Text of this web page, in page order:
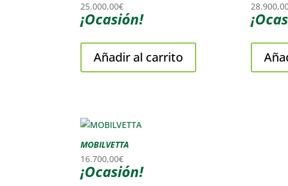
25.000,00€
¡Ocasión!
Añadir al carrito
MOBILVETTA
16.700,00€
¡Ocasión!